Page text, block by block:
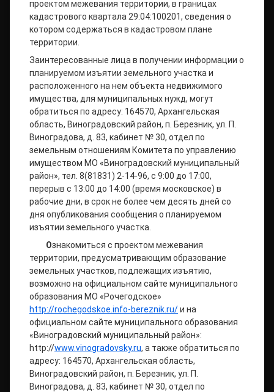
проектом межевания территории, в границах
кадастрового квартала 29:04:100201, сведения о
котором содержаться в кадастровом плане
территории.
Заинтересованные лица в получении информации о
планируемом изъятии земельного участка и
расположенного на нем объекта недвижимого
имущества, для муниципальных нужд, могут
обратиться по адресу: 164570, Архангельская
область, Виноградовский район, п. Березник, ул. П.
Виноградова, д. 83, кабинет № 30, отдел по
земельным отношениям Комитета по управлению
имуществом МО «Виноградовский муниципальный
район», тел. 8(81831) 2-14-96, с 9:00 до 17:00,
перерыв с 13:00 до 14:00 (время московское) в
рабочие дни, в срок не более чем десять дней со
дня опубликования сообщения о планируемом
изъятии земельного участка.
Ознакомиться с проектом межевания
территории, предусматривающим образование
земельных участков, подлежащих изъятию,
возможно на официальном сайте муниципального
образования МО «Рочегодское»
http://rochegodskoe.info-bereznik.ru/и на
официальном сайте муниципального образования
«Виноградовский муниципальный район»:
http://www.vinogradovsky.ru, а также обратиться по
адресу: 164570, Архангельская область,
Виноградовский район, п. Березник, ул. П.
Виноградова, д. 83, кабинет № 30, отдел по